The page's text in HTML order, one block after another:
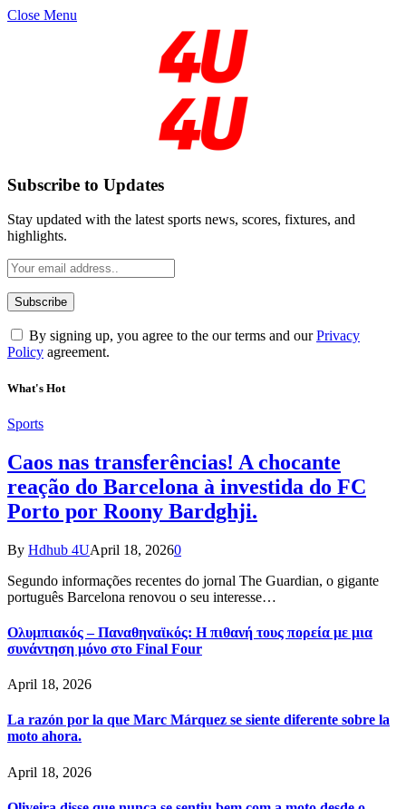
Close Menu
Subscribe to Updates
Stay updated with the latest sports news, scores, fixtures, and
highlights.
By signing up, you agree to the our terms and ourPrivacy
Policy agreement.
What's Hot
Sports
Caos nas transferências! A chocante
reação do Barcelona à investida do FC
Porto por Roony Bardghji.
By Hdhub 4UApril 18, 20260
Segundo informações recentes do jornal The Guardian, o gigante
português Barcelona renovou o seu interesse…
Ολυμπιακός – Παναθηναϊκός: Η πιθανή τους πορεία με μια
συνάντηση μόνο στο Final Four
April 18, 2026
La razón por la que Marc Márquez se siente diferente sobre la
moto ahora.
April 18, 2026